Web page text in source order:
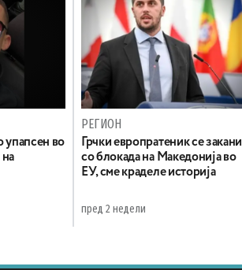
упапсен во
на
РЕГИОН
Грчки европратеник се закани
со блокада на Македонија во
ЕУ, сме краделе историја
пред 2 недели